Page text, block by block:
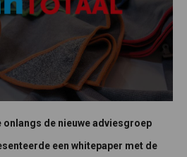
de nieuwe adviesgroep
een whitepaper met de